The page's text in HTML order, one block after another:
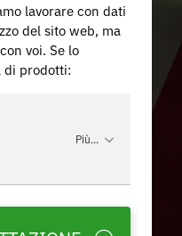
lavorare con dati
del sito web, ma
voi. Se lo
di prodotti:
Più...